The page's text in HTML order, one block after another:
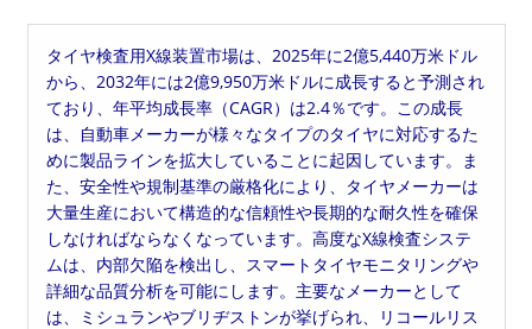
日:
ー:
タイヤ検査用X線装置市場は、2025年に2億5,440万米ドル
から、2032年には2億9,950万米ドルに成長すると予測され
ており、年平均成長率（CAGR）は2.4％です。この成長
は、自動車メーカーが様々なタイプのタイヤに対応するた
めに製品ラインを拡大していることに起因しています。ま
た、安全性や規制基準の厳格化により、タイヤメーカーは
大量生産において構造的な信頼性や長期的な耐久性を確保
しなければならなくなっています。高度なX線検査システ
ムは、内部欠陥を検出し、スマートタイヤモニタリングや
詳細な品質分析を可能にします。主要なメーカーとして
は、ミシュランやブリヂストンが挙げられ、リコールリス